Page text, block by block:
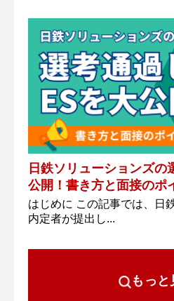
日鉄ソリューションズの
公開！書き方と面接のポ
はじめに この記事では、日
内定者が提出し...
もっと